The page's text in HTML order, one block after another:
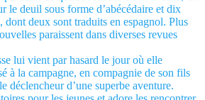
le deuil sous forme d’abécédaire et dix
dont deux sont traduits en espagnol. Plus
paraissent dans diverses revues
lui vient par hasard le jour où elle
à la campagne, en compagnie de son fils
déclencheur d’une superbe aventure.